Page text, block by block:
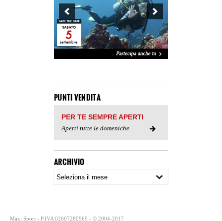
PUNTI VENDITA
PER TE SEMPRE APERTI
Aperti tutte le domeniche
ARCHIVIO
Maxi Sport - P.IVA 02607280969 - © 2004-2017